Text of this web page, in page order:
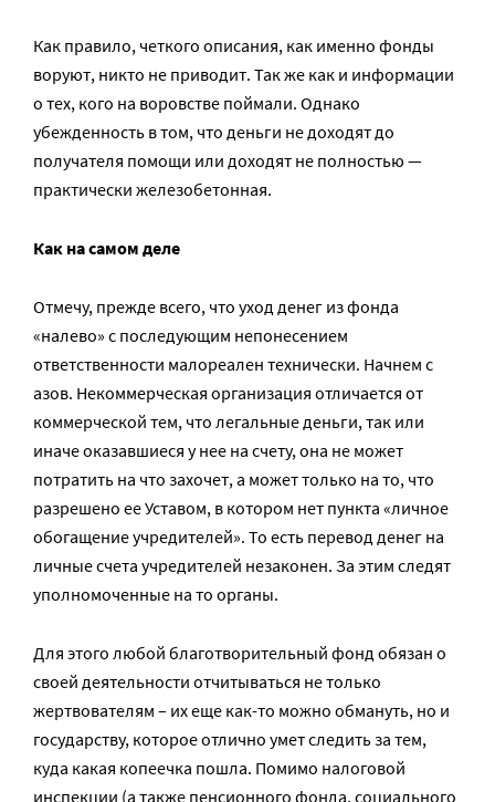
Как правило, четкого описания, как именно фонды
воруют, никто не приводит. Так же как и информации
о тех, кого на воровстве поймали. Однако
убежденность в том, что деньги не доходят до
получателя помощи или доходят не полностью —
практически железобетонная.
Как на самом деле
Отмечу, прежде всего, что уход денег из фонда
«налево» с последующим непонесением
ответственности малореален технически. Начнем с
азов. Некоммерческая организация отличается от
коммерческой тем, что легальные деньги, так или
иначе оказавшиеся у нее на счету, она не может
потратить на что захочет, а может только на то, что
разрешено ее Уставом, в котором нет пункта «личное
обогащение учредителей». То есть перевод денег на
личные счета учредителей незаконен. За этим следят
уполномоченные на то органы.
Для этого любой благотворительный фонд обязан о
своей деятельности отчитываться не только
жертвователям – их еще как-то можно обмануть, но и
государству, которое отлично умет следить за тем,
куда какая копеечка пошла. Помимо налоговой
инспекции (а также пенсионного фонда, социального